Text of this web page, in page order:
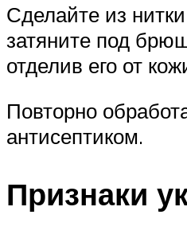
Сделайте из
затяните под
отделив его от
Повторно
антисептиком.
Признаки